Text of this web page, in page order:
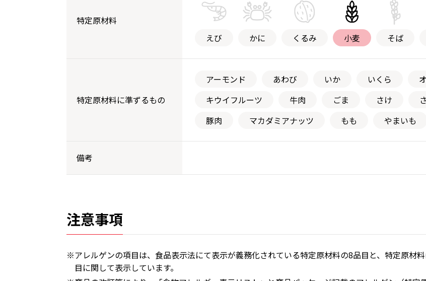
特定原材料
えび
かに くるみ 小麦 そば
特定原材料に準ずるもの
アーモンド あわび いか いくら
キウイフルーツ
牛肉 ごま さけ
豚肉
マカダミアナッツ もも やまいも
備考
注意事項
※アレルゲンの項目は、食品表示法にて表示が義務化されている特定原材料の8品目と、特定原材
目に関して表示しています。